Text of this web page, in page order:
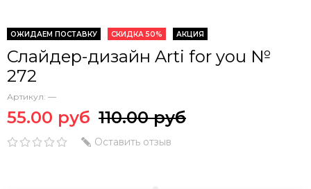
ОЖИДАЕМ ПОСТАВКУ СКИДКА 50% АКЦИЯ
Слайдер-дизайн Arti for you №
272
Артикул: —
55.00 руб 110.00 руб
Оставить отзыв